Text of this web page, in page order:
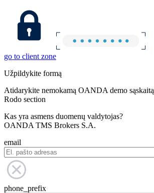
go to client zone
Užpildykite formą
Atidarykite nemokamą OANDA demo sąskaitą
Rodo section
Kas yra asmens duomenų valdytojas?
OANDA TMS Brokers S.A.
email
phone_prefix